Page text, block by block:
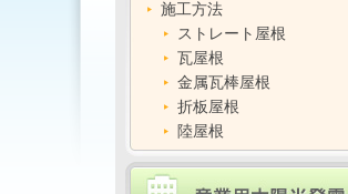
施工方法
ストレート屋根
瓦屋根
金属瓦棒屋根
折板屋根
陸屋根